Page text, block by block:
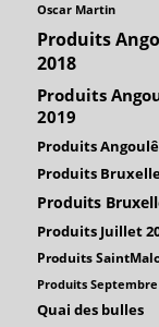
Oscar Martin
Produits
2018
Produits
2019
Produits
Produits
Produits
Produits Juillet
Produits
Produits Septembre
Quai des bulles